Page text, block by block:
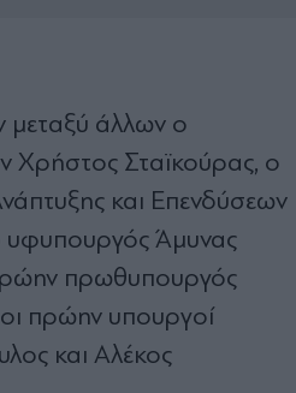
μεταξύ άλλων ο
Χρήστος Σταϊκούρας, ο
και Επενδύσεων
υφυπουργός Άμυνας
πρωθυπουργός
πρώην υπουργοί
και Αλέκος